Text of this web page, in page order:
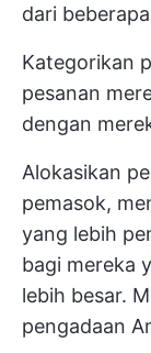
dari
Kategorikan
pesanan
dengan
Alokasikan
pemasok,
yang lebih
bagi mereka
lebih besar.
pengadaan